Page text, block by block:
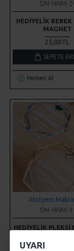
UYARI
25,00TL
SEPETE
Hemen Al
Atolyem
HEDIYELIK PLEKSI
25,00TL